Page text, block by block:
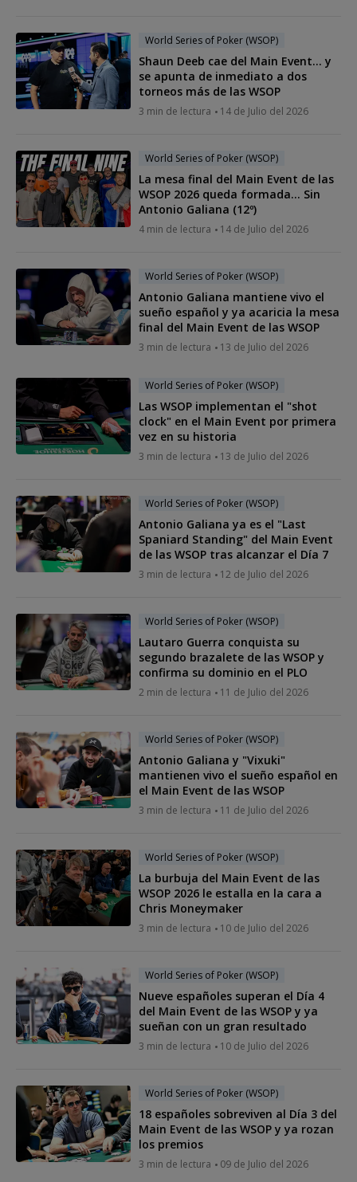
World Series of Poker (WSOP)
Shaun Deeb cae del Main Event… y
se apunta de inmediato a dos
torneos más de las WSOP
3 min de lectura 14 de Julio del 2026
World Series of Poker (WSOP)
La mesa final del Main Event de las
WSOP 2026 queda formada... Sin
Antonio Galiana (12º)
4 min de lectura 14 de Julio del 2026
World Series of Poker (WSOP)
Antonio Galiana mantiene vivo el
sueño español y ya acaricia la mesa
final del Main Event de las WSOP
3 min de lectura 13 de Julio del 2026
World Series of Poker (WSOP)
Las WSOP implementan el "shot
clock" en el Main Event por primera
vez en su historia
3 min de lectura 13 de Julio del 2026
World Series of Poker (WSOP)
Antonio Galiana ya es el "Last
Spaniard Standing" del Main Event
de las WSOP tras alcanzar el Día 7
3 min de lectura 12 de Julio del 2026
World Series of Poker (WSOP)
Lautaro Guerra conquista su
segundo brazalete de las WSOP y
confirma su dominio en el PLO
2 min de lectura 11 de Julio del 2026
World Series of Poker (WSOP)
Antonio Galiana y "Vixuki"
mantienen vivo el sueño español en
el Main Event de las WSOP
3 min de lectura 11 de Julio del 2026
World Series of Poker (WSOP)
La burbuja del Main Event de las
WSOP 2026 le estalla en la cara a
Chris Moneymaker
3 min de lectura 10 de Julio del 2026
World Series of Poker (WSOP)
Nueve españoles superan el Día 4
del Main Event de las WSOP y ya
sueñan con un gran resultado
3 min de lectura 10 de Julio del 2026
World Series of Poker (WSOP)
18 españoles sobreviven al Día 3 del
Main Event de las WSOP y ya rozan
los premios
3 min de lectura 09 de Julio del 2026